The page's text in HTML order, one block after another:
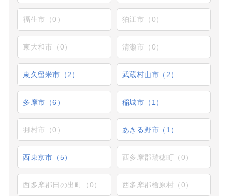
福生市（0） 狛江市（0）
東大和市（0） 清瀬市（0）
東久留米市（2） 武蔵村山市（2）
多摩市（6） 稲城市（1）
羽村市（0） あきる野市（1）
西東京市（5） 西多摩郡瑞穂町（0）
西多摩郡日の出町（0） 西多摩郡檜原村（0）